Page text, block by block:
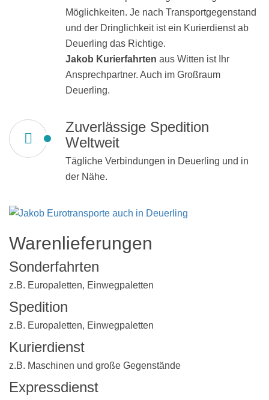
Möglichkeiten. Je nach Transportgegenstand
und der Dringlichkeit ist ein Kurierdienst ab
Deuerling das Richtige.
Jakob Kurierfahrten aus Witten ist Ihr
Ansprechpartner. Auch im Großraum
Deuerling.
Zuverlässige Spedition
Weltweit
Tägliche Verbindungen in Deuerling und in
der Nähe.
Warenlieferungen
Sonderfahrten
z.B. Europaletten, Einwegpaletten
Spedition
z.B. Europaletten, Einwegpaletten
Kurierdienst
z.B. Maschinen und große Gegenstände
Expressdienst